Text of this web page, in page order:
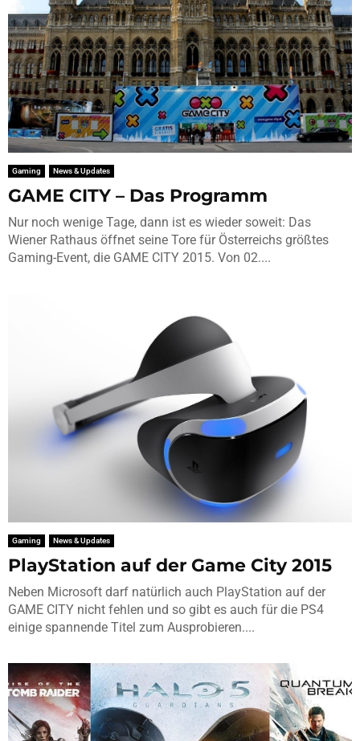
Gaming News & Updates
GAME CITY – Das Programm
Nur noch wenige Tage, dann ist es wieder soweit: Das
Wiener Rathaus öffnet seine Tore für Österreichs größtes
Gaming-Event, die GAME CITY 2015. Von 02....
Gaming News & Updates
PlayStation auf der Game City 2015
Neben Microsoft darf natürlich auch PlayStation auf der
GAME CITY nicht fehlen und so gibt es auch für die PS4
einige spannende Titel zum Ausprobieren....